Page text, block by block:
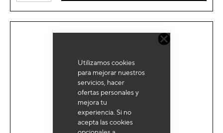
Utilizamos cookies
para mejorar nuestros
servicios, hacer
ofertas personales y
mejora tu
experiencia. Si no
acepta las cookies